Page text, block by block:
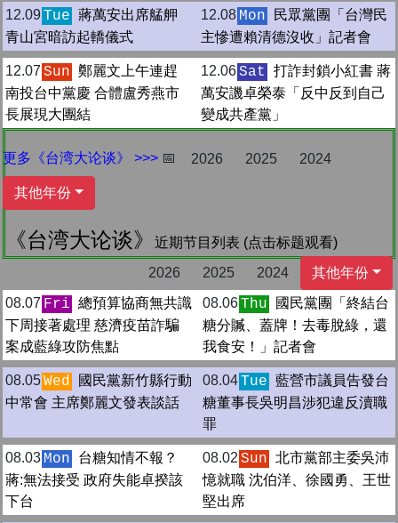
12.09Tue 蔣萬安出席艋舺
青山宮暗訪起轎儀式
12.08 Mon
民眾黨團「台灣民
主慘遭賴清德沒收」記者會
12.07 Sun 鄭麗文上午連趕
南投台中黨慶 合體盧秀燕市
長展現大團結
12.06Sat
打詐封鎖小紅書 蔣
萬安譏卓榮泰「反中反到自己
變成共產黨」
更多《台湾大论谈》 >>> 📅 2026 2025 2024
其他年份
《台湾大论谈》
近期节目列表 (点击标题观看)
2026
2025 2024
其他年份
08.07 Fri 總預算協商無共識
下周接著處理 慈濟疫苗詐騙
案成藍綠攻防焦點
08.06Thu
國民黨團「終結台
糖分贓、蓋牌！去毒脫綠，還
我食安！」記者會
08.05Wed
國民黨新竹縣行動
中常會 主席鄭麗文發表談話
08.04Tue 藍營市議員告發台
糖董事長吳明昌涉犯違反瀆職
罪
08.03 Mon
台糖知情不報？
蔣:無法接受 政府失能卓揆該
下台
08.02 Sun 北市黨部主委吳沛
憶就職 沈伯洋、徐國勇、王世
堅出席